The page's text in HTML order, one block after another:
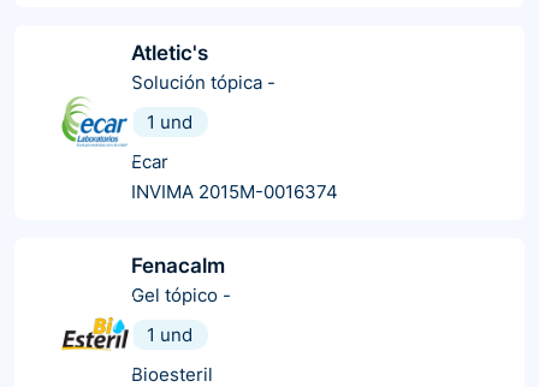
Atletic's
Solución tópica -
1 und
Ecar
INVIMA 2015M-0016374
Fenacalm
Gel tópico -
1 und
Bioesteril